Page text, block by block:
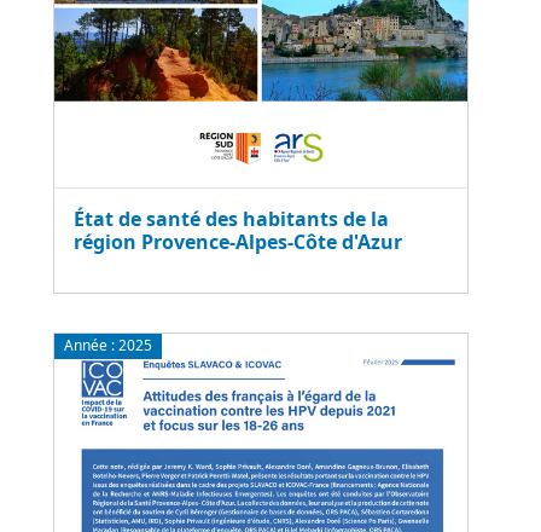
État de santé des habitants de la
région Provence-Alpes-Côte d'Azur
Année :2025